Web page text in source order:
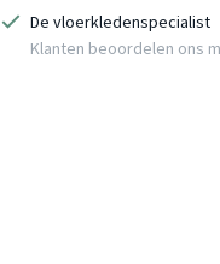
De vloerkledenspecialist
Klanten beoordelen ons